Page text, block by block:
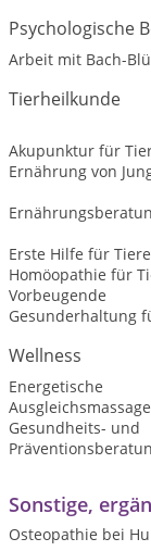
Psychologische
Arbeit mit Bach-
Tierheilkunde
Akupunktur für
Ernährung von
Erste Hilfe für Tiere
Homöopathie für
Vorbeugende
Gesunderhaltung
Wellness
Energetische
Ausgleichsmassage
Gesundheits- und
Sonstige,
Osteopathie bei